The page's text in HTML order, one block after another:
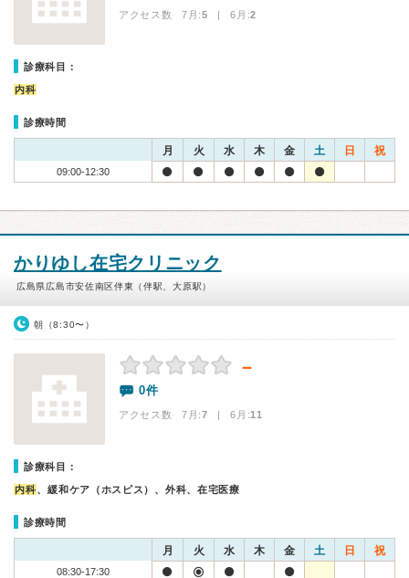
アクセス数 7月:5 | 6月:2
診療科目：
内科
診療時間
月 火 水 木 金 土 日 祝
09:00-12:30
かりゆし在宅クリニック
広島県広島市安佐南区伴東（伴駅、大原駅）
朝（8:30〜）
－
0件
アクセス数 7月:7 | 6月:11
診療科目：
内科、緩和ケア（ホスピス）、外科、在宅医療
診療時間
月 火 水 木 金 土 日 祝
08:30-17:30